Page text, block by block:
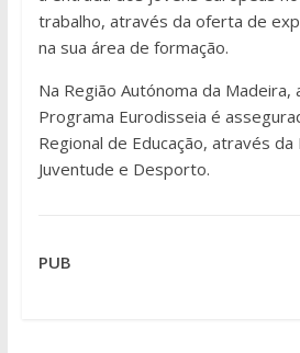
trabalho, através da oferta de
na sua área de formação.
Na Região Autónoma da Madeira,
Programa Eurodisseia é
Regional de Educação, através
Juventude e Desporto.
PUB